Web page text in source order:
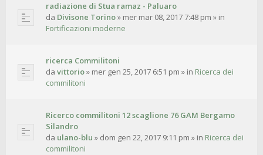
radiazione di Stua ramaz - Paluaro
da Divisone Torino» mer mar 08, 2017 7:48 pm » in
Fortificazioni moderne
ricerca Commilitoni
da vittorio» mer gen 25, 2017 6:51 pm » in Ricerca dei
commilitoni
Ricerco commilitoni 12 scaglione 76 GAM Bergamo
Silandro
da ulano-blu » dom gen 22, 2017 9:11 pm » in Ricerca dei
commilitoni